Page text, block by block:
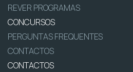
REVER PROGRAMAS
CONCURSOS
PERGUNTAS FREQUENTES
CONTACTOS
CONTACTOS